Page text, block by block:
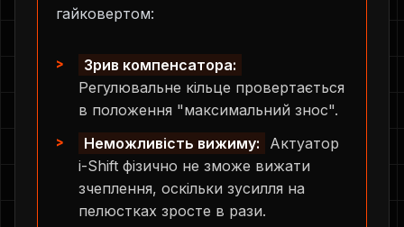
гайковертом:
Зрив компенсатора:
Регулювальне кільце провертається
в положення "максимальний знос".
Неможливість вижиму:
Актуатор
i-Shift фізично не зможе вижати
зчеплення, оскільки зусилля на
пелюстках зросте в рази.